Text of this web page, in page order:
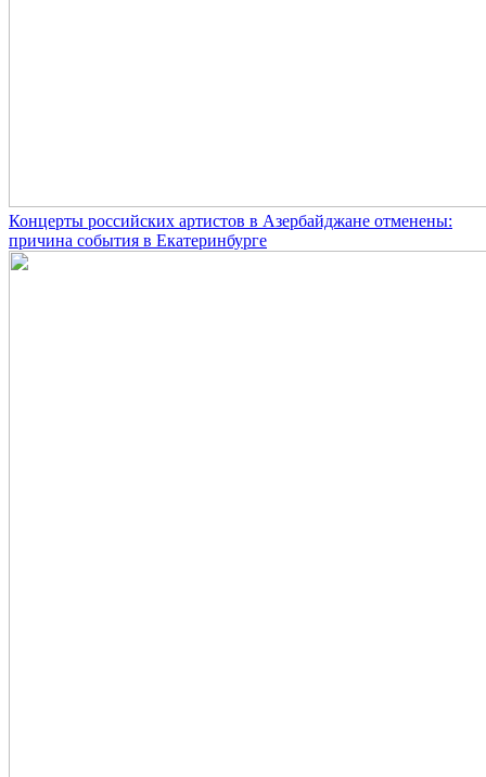
Концерты российских артистов в Азербайджане отменены:
причина события в Екатеринбурге